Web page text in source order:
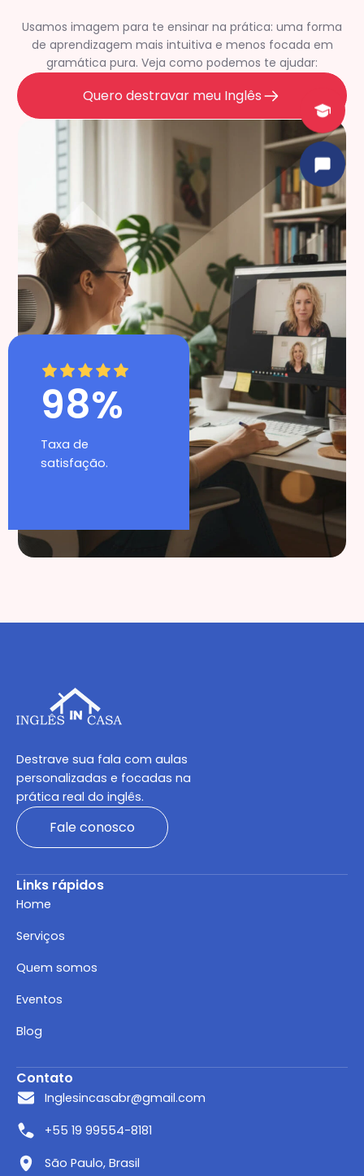
Usamos imagem para te ensinar na prática: uma forma
de aprendizagem mais intuitiva e menos focada em
gramática pura. Veja como podemos te ajudar:
Quero destravar meu Inglês
98%
Taxa de
satisfação.
Destrave sua fala com aulas
personalizadas e focadas na
prática real do inglês.
Fale conosco
Links rápidos
Home
Serviços
Quem somos
Eventos
Blog
Contato
Inglesincasabr@gmail.com
+55 19 99554-8181
São Paulo, Brasil